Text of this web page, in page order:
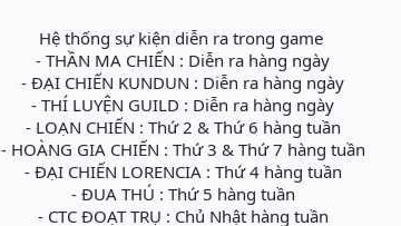
Hệ thống sự kiện diễn ra trong game
- THẦN MA CHIẾN : Diễn ra hàng ngày
- ĐẠI CHIẾN KUNDUN : Diễn ra hàng ngày
- THÍ LUYỆN GUILD : Diễn ra hàng ngày
- LOẠN CHIẾN : Thứ 2 & Thứ 6 hàng tuần
- HOÀNG GIA CHIẾN : Thứ 3 & Thứ 7 hàng tuần
- ĐẠI CHIẾN LORENCIA : Thứ 4 hàng tuần
- ĐUA THÚ : Thứ 5 hàng tuần
- CTC ĐOẠT TRỤ : Chủ Nhật hàng tuần